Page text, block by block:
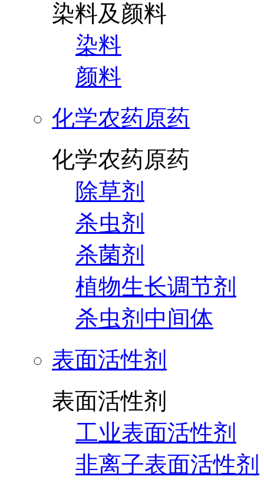
染料及颜料
染料
颜料
化学农药原药
化学农药原药
除草剂
杀虫剂
杀菌剂
植物生长调节剂
杀虫剂中间体
表面活性剂
表面活性剂
工业表面活性剂
非离子表面活性剂